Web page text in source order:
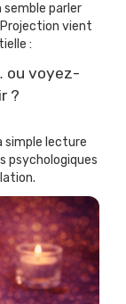
semble parler
vient
:
ou voyez-
?
simple lecture
psychologiques